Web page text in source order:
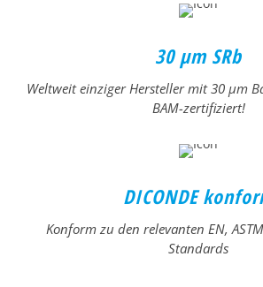
30 µm SRb
Weltweit einziger Hersteller mit 30 μm
BAM-zertifiziert!
DICONDE
Konform zu den relevanten EN,
Standards